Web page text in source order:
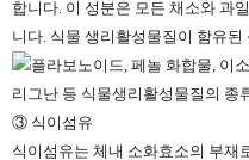
합니다. 이 성분은 모든 채소와 과
니다. 식물 생리활성물질이 함유
③ 식이섬유
식이섬유는 체내 소화효소의 부재